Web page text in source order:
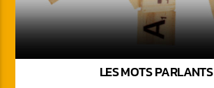
LES MOTS PARLANTS